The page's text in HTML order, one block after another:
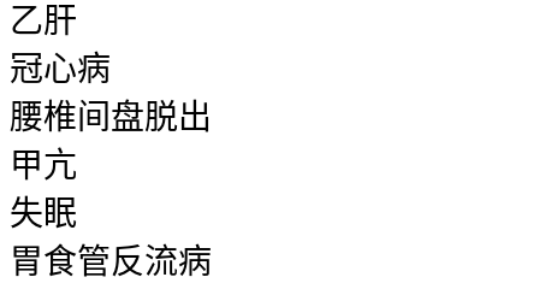
乙肝
冠心病
腰椎间盘脱出
甲亢
失眠
胃食管反流病